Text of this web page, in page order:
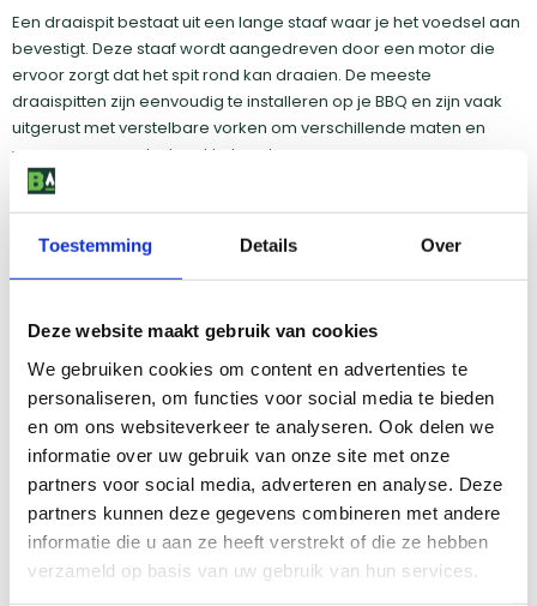
Toestemming Details Over
Deze website maakt gebruik van cookies
We gebruiken cookies om content en advertenties te
personaliseren, om functies voor social media te bieden
en om ons websiteverkeer te analyseren. Ook delen we
informatie over uw gebruik van onze site met onze
partners voor social media, adverteren en analyse. Deze
partners kunnen deze gegevens combineren met andere
informatie die u aan ze heeft verstrekt of die ze hebben
verzameld op basis van uw gebruik van hun services.
Een draaispit bestaat uit een lange staaf waar je het voedsel aan
bevestigt. Deze staaf wordt aangedreven door een motor die
ervoor zorgt dat het spit rond kan draaien. De meeste
draaispitten zijn eenvoudig te installeren op je BBQ en zijn vaak
uitgerust met verstelbare vorken om verschillende maten en
vormen van voedsel vast te houden.
De voordelen van een draaispit op je barbecue
Een BBQ draaispit biedt verschillende voordelen:
gerecht aan alle kanten evenredig gegaard.
Sappigheid: Het vlees blijft sappiger omdat het in zijn
eigen sappen wordt bedruipt.
Veelzijdigheid: Naast kip kun je ook grotere stukken vlees,
vis en zelfs groenten bereiden.
Gemak : Je kunt het gerecht op de spit zetten en de BBQ
het werk laten doen.
Hoe lang grill je een kip aan een draaispit?